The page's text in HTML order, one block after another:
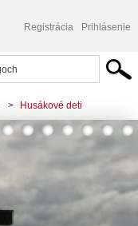
Registrácia Prihlásenie
> Husákové deti